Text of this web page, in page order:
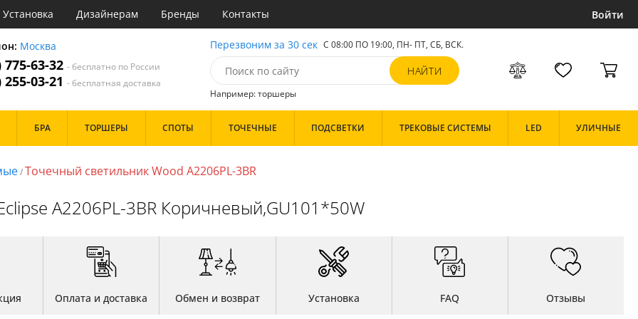
Установка Дизайнерам Бренды Контакты Войти
Москва
775-63-32 - бесплатно по России
255-03-21 - бесплатная доставка
Перезвоним за 30 сек С 08:00 ПО 19:00, ПН- ПТ,СБ, ВСК.
Например: торшеры
Зал
Коридор и прихожая
Белые
БРА ТОРШЕРЫ СПОТЫ ТОЧЕЧНЫЕ ПОДСВЕТКИ ТРЕКОВЫЕ СИСТЕМЫ LED УЛИЧНЫЕ
/Точечный светильник Wood A2206PL-3BR
A2206PL-3BR Коричневый,GU101*50W
Оплата и доставка Обмен и возврат Установка FAQ Отзывы